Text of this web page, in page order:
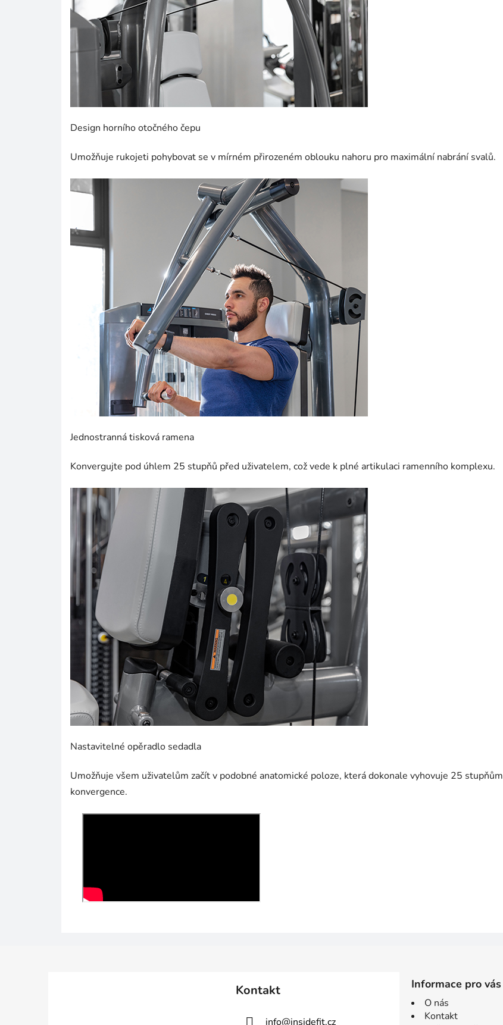
Design horního otočného čepu
Umožňuje rukojeti pohybovat se v mírném přirozeném oblouku nahoru pro maximální nabrání svalů.
Jednostranná tisková ramena
Konvergujte pod úhlem 25 stupňů před uživatelem, což vede k plné artikulaci ramenního komplexu.
Nastavitelné opěradlo sedadla
Umožňuje všem uživatelům začít v podobné anatomické poloze, která dokonale vyhovuje 25 stupňům
konvergence.
Kontakt
info@insidefit.cz
Informace pro vás
O nás
Kontakt